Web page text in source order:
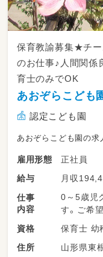
保育教諭募集★チー
のお仕事♪人間関係
育士のみでOK
あおぞらこども
認定こども園
あおぞらこども園の求
雇用形態
正社員
給与
月収
仕事
内容
0～5歳児
す。ご希
＊～～～
※あなた
資格
住所
山形県東